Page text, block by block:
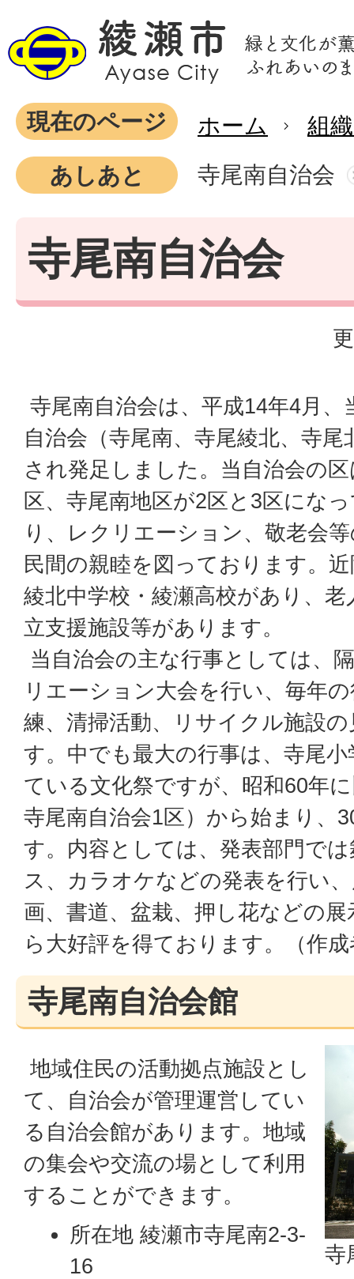
現在のページ ホーム
組
あしあと
寺尾南自治会
寺尾南自治会
寺尾南自治会は、平成14年4月、
自治会（寺尾南、寺尾綾北、寺
され発足しました。当自治会の
区、寺尾南地区が2区と3区にな
り、レクリエーション、敬老会
民間の親睦を図っております。
綾北中学校・綾瀬高校があり、
立支援施設等があります。
当自治会の主な行事としては、
リエーション大会を行い、毎年
練、清掃活動、リサイクル施設
す。中でも最大の行事は、寺尾
ている文化祭ですが、昭和60年
寺尾南自治会1区）から始まり、
す。内容としては、発表部門で
ス、カラオケなどの発表を行い
画、書道、盆栽、押し花などの
ら大好評を得ております。（作
寺尾南自治会館
寺
地域住民の活動拠点施設とし
て、自治会が管理運営してい
る自治会館があります。地域
の集会や交流の場として利用
することができます。
所在地 綾瀬市寺尾南2-3-
16